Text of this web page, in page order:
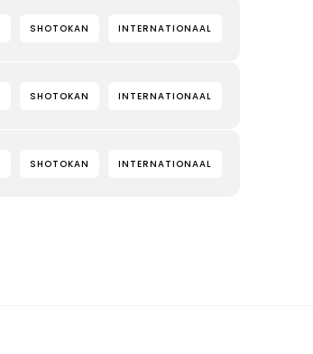
SHOTOKAN INTERNATIONAAL
SHOTOKAN INTERNATIONAAL
SHOTOKAN INTERNATIONAAL